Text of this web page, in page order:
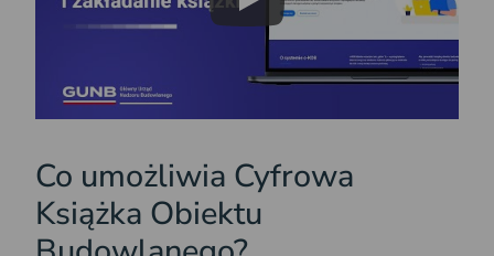
Play
Co umożliwia Cyfrowa
Książka Obiektu